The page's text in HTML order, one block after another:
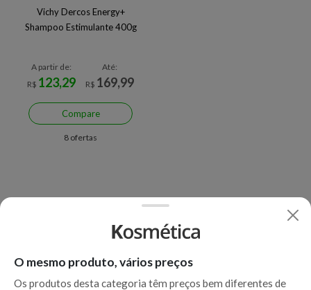
Vichy Dercos Energy+
Shampoo Estimulante 400g
A partir de:
R$ 123,29
Até:
R$ 169,99
Compare
8 ofertas
O mesmo produto, vários preços
Os produtos desta categoria têm preços bem diferentes de